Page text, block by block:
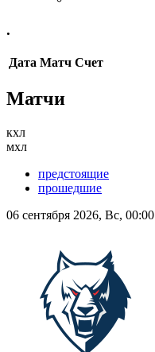
.
Дата Матч Счет
Матчи
кхл
мхл
предстоящие
прошедшие
06 сентября 2026, Вс, 00:00